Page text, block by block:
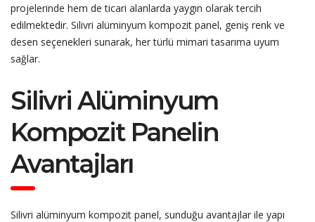
projelerinde hem de ticari alanlarda yaygın olarak tercih
edilmektedir. Silivri alüminyum kompozit panel, geniş renk ve
desen seçenekleri sunarak, her türlü mimari tasarıma uyum
sağlar.
Silivri Alüminyum
Kompozit Panelin
Avantajları
Silivri alüminyum kompozit panel, sunduğu avantajlar ile yapı